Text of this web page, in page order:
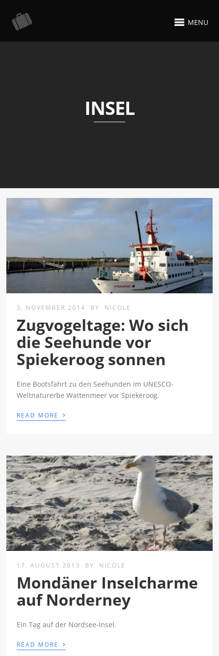
MENU
INSEL
3. NOVEMBER 2014 BY NICOLE
Zugvogeltage: Wo sich
die Seehunde vor
Spiekeroog sonnen
Eine Bootsfahrt zu den Seehunden im UNESCO-
Weltnaturerbe Wattenmeer vor Spiekeroog.
READ MORE ›
17. AUGUST 2013 BY NICOLE
Mondäner Inselcharme
auf Norderney
Ein Tag auf der Nordsee-Insel.
READ MORE ›